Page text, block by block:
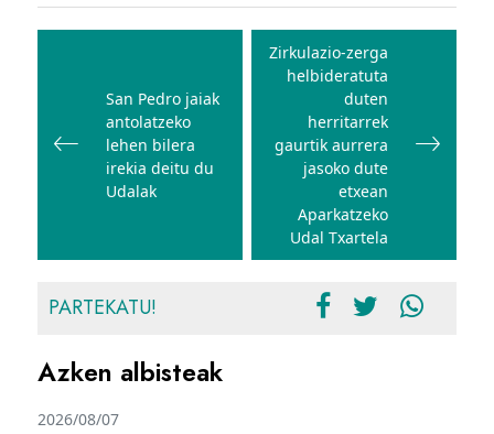
Bidalketetan
nabigatuSan Pedro jaiak
antolatzeko
lehen bilera
irekia deitu du
Udalak
Zirkulazio-zerga
helbideratuta
duten
herritarrek
gaurtik aurrera
jasoko dute
etxean
Aparkatzeko
Udal Txartela
PARTEKATU!
Azken albisteak
2026/08/07